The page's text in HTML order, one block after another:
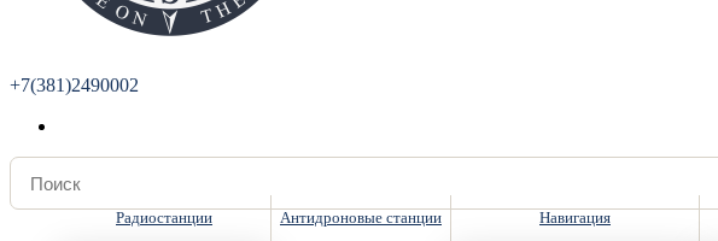
+7(381)2490002
Радиостанции Антидроновые станции Навигация